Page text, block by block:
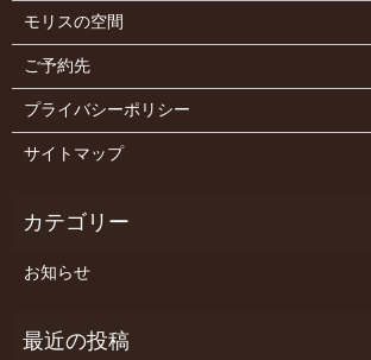
モリスの空間
ご予約先
プライバシーポリシー
サイトマップ
お知らせ